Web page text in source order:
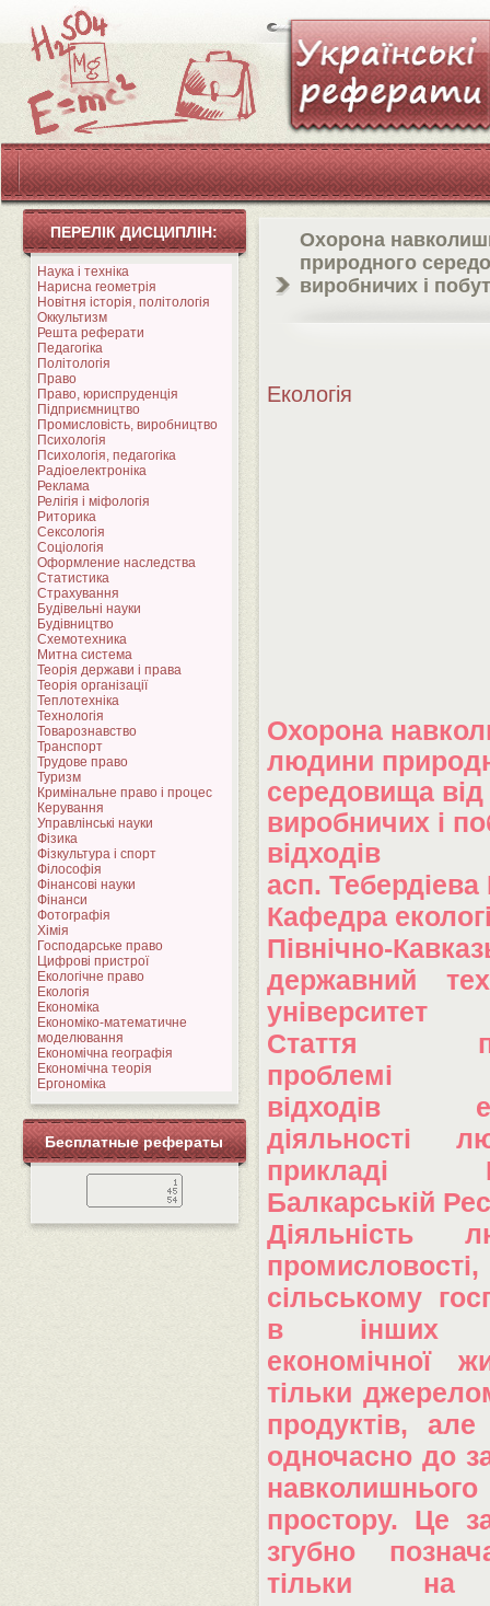
ПЕРЕЛІК ДИСЦИПЛІН:
Наука і техніка
Нарисна геометрія
Новітня історія, політологія
Оккультизм
Решта реферати
Педагогіка
Політологія
Право
Право, юриспруденція
Підприємництво
Промисловість, виробництво
Психологія
Психологія, педагогіка
Радіоелектроніка
Реклама
Релігія і міфологія
Риторика
Сексологія
Соціологія
Оформление наследства
Статистика
Страхування
Будівельні науки
Будівництво
Схемотехника
Митна система
Теорія держави і права
Теорія організації
Теплотехніка
Технологія
Товарознавство
Транспорт
Трудове право
Туризм
Кримінальне право і процес
Керування
Управлінські науки
Фізика
Фізкультура і спорт
Філософія
Фінансові науки
Фінанси
Фотографія
Хімія
Господарське право
Цифрові пристрої
Екологічне право
Екологія
Економіка
Економіко-математичне
моделювання
Економічна географія
Економічна теорія
Ергономіка
Бесплатные рефераты
Охорона
природного
виробничих і
Екологія
Охорона
людини
середовища від
виробничих і
відходів
асп.
Кафедра
Північно-
державний
університет
Стаття
проблемі
відходів
діяльності
прикладі
Балкарській
Діяльність
промисловості,
сільському
в інших
економічної
тільки
продуктів,
одночасно до
простору. Це
згубно
тільки на